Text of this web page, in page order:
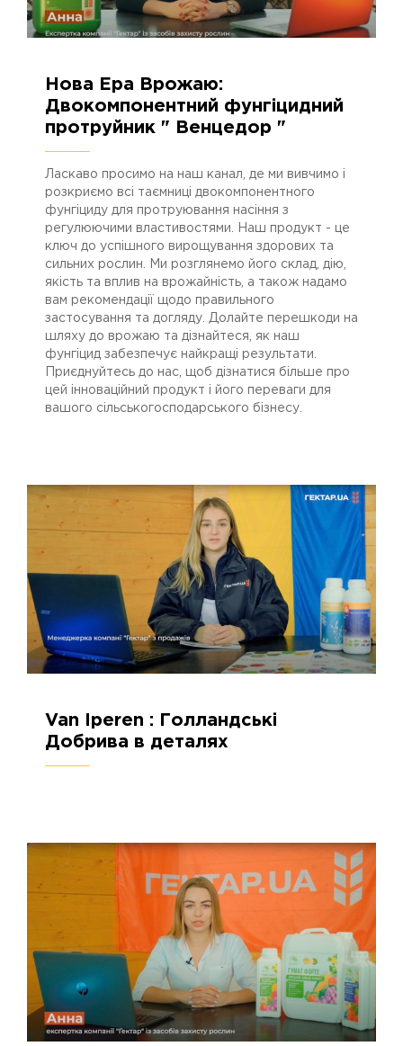
2809 25.10.2023
Нова Ера Врожаю:
Двокомпонентний фунгіцидний
протруйник " Венцедор "
Ласкаво просимо на наш канал, де ми вивчимо і
розкриємо всі таємниці двокомпонентного
фунгіциду для протруювання насіння з
регулюючими властивостями. Наш продукт - це
ключ до успішного вирощування здорових та
сильних рослин. Ми розглянемо його склад, дію,
якість та вплив на врожайність, а також надамо
вам рекомендації щодо правильного
застосування та догляду. Долайте перешкоди на
шляху до врожаю та дізнайтеся, як наш
фунгіцид забезпечує найкращі результати.
Приєднуйтесь до нас, щоб дізнатися більше про
цей інноваційний продукт і його переваги для
вашого сільськогосподарського бізнесу.
2659 19.10.2023
Van Iperen : Голландські
Добрива в деталях